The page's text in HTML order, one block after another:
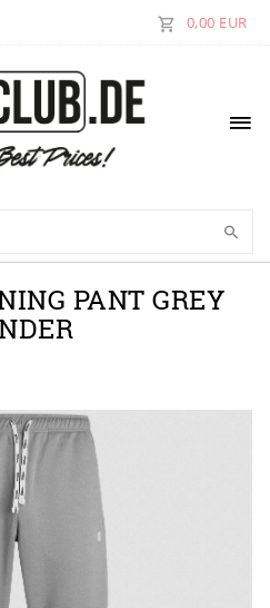
0,00 EUR
PANT GREY